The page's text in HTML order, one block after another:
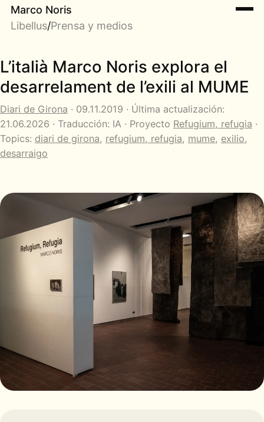
Marco Noris
Libellus/Prensa y medios
L’italià Marco Noris explora el
desarrelament de l’exili al MUME
Diari de Girona · 09.11.2019 · Última actualización:
21.06.2026 · Traducción: IA · Proyecto Refugium, refugia ·
Topics: diari de girona, refugium, refugia, mume, exilio,
desarraigo